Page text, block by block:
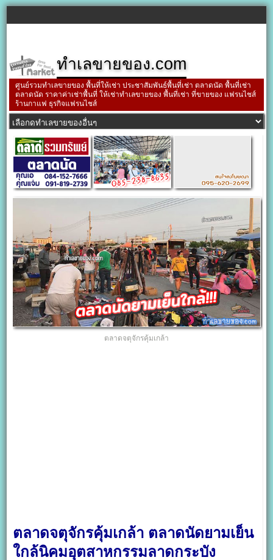
ทำเลขายของ.com
ศูนย์รวมทำเลขายของ พื้นที่ให้เช่า ประชาสัมพันธ์พื้นที่เช่า ตลาดนัด พื้นที่เช่า
ตลาดนัด ราคาค่าเช่าพื้นที่ ให้เช่าทำเลขายของ พื้นที่เช่า ที่ขายของ แฟรนไชส์
ร้านกาแฟ ธุรกิจแฟรนไชส์
ตลาดจตุจักรคุ้มเกล้า
ตลาดจตุจักรคุ้มเกล้า ตลาดนัดยามเย็น
ใกล้นิคมอุตสาหกรรมลาดกระบัง